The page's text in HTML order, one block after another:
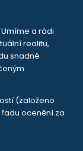
a rádi
realitu,
snadné
(založeno
řadu ocenění za